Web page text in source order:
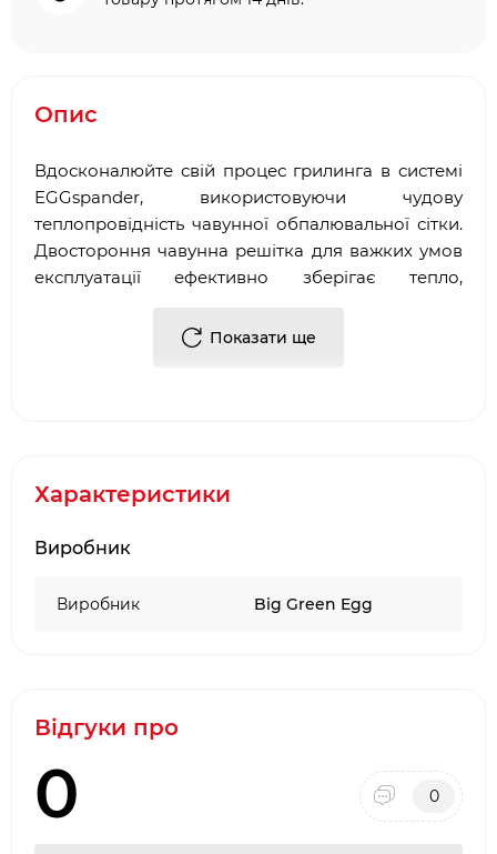
Опис
Вдосконалюйте свій процес грилинга в системі
EGGspander, використовуючи чудову
теплопровідність чавунної обпалювальної сітки.
Двостороння чавунна решітка для важких умов
експлуатації ефективно зберігає тепло,
навіть приготування м'яса. Чудово обезжиривая
Показати ще
Характеристики
Виробник
Виробник Big Green Egg
Відгуки про
0 0